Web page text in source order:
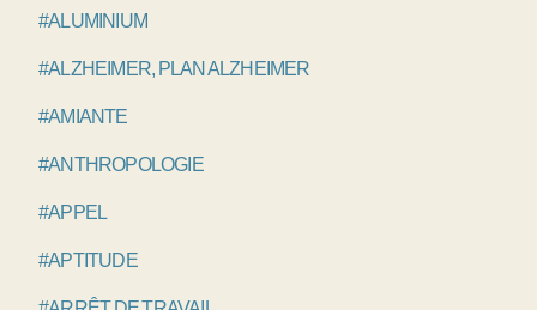
#ALUMINIUM
#ALZHEIMER, PLAN ALZHEIMER
#AMIANTE
#ANTHROPOLOGIE
#APPEL
#APTITUDE